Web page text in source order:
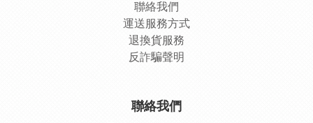
聯絡我們
運送服務方式
退換貨服務
反詐騙聲明
聯絡我們